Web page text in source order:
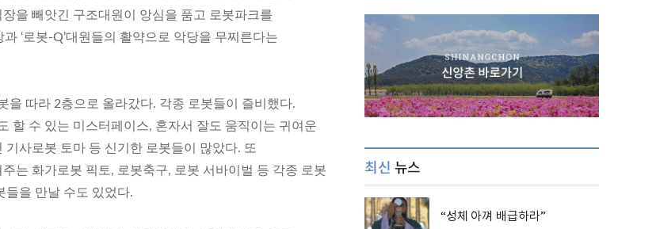
을 빼앗긴 구조대원이 앙심을 품고 로봇파크를
‘로봇-Q’대원들의 활약으로 악당을 무찌른다는
을 따라 2층으로 올라갔다. 각종 로봇들이 즐비했다.
할 수 있는 미스터페이스, 혼자서 잘도 움직이는 귀여운
사로봇 토마 등 신기한 로봇들이 많았다. 또
는 화가로봇 픽토, 로봇축구, 로봇 서바이벌 등 각종 로봇
들을 만날 수도 있었다.
최신 뉴스
“성체 아껴 배급하라”